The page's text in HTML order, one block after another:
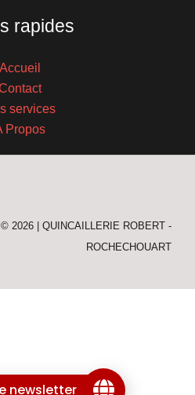
rapides
Accueil
services
Propos
2026 | QUINCAILLERIE ROBERT -
ROCHECHOUART
newsletter